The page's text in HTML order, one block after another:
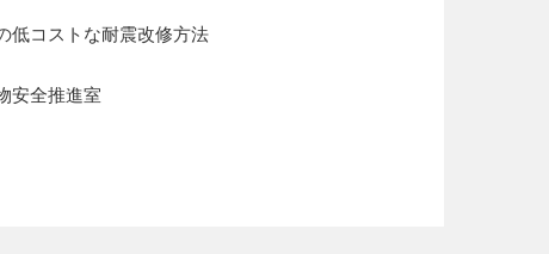
コストな耐震改修方法
安全推進室